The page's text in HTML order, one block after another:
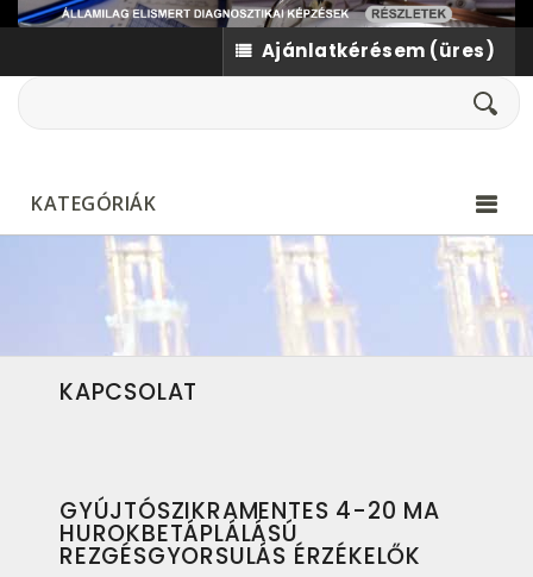
Ajánlatkérésem (üres)
KATEGÓRIÁK
KAPCSOLAT
GYÚJTÓSZIKRAMENTES 4-20 MA
HUROKBETÁPLÁLÁSÚ
REZGÉSGYORSULÁS ÉRZÉKELŐK